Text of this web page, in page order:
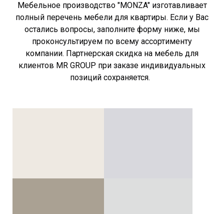
Мебельное производство "MONZA" изготавливает
полный перечень мебели для квартиры. Если у Вас
остались вопросы, заполните форму ниже, мы
проконсультируем по всему ассортименту
компании. Партнерская скидка на мебель для
клиентов MR GROUP при заказе индивидуальных
позиций сохраняется.